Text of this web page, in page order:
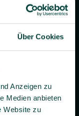
Über Cookies
Anzeigen zu
Medien anbieten
Website zu
relevant
BG prevent mir